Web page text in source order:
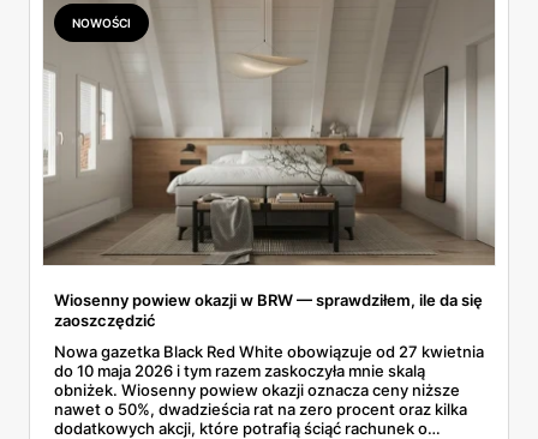
NOWOŚCI
Wiosenny powiew okazji w BRW — sprawdziłem, ile da się
zaoszczędzić
Nowa gazetka Black Red White obowiązuje od 27 kwietnia
do 10 maja 2026 i tym razem zaskoczyła mnie skalą
obniżek. Wiosenny powiew okazji oznacza ceny niższe
nawet o 50%, dwadzieścia rat na zero procent oraz kilka
dodatkowych akcji, które potrafią ściąć rachunek o